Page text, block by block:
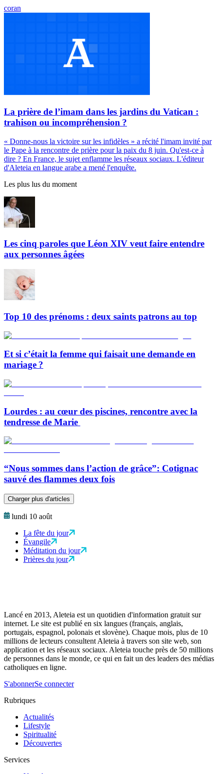
coran
La prière de l’imam dans les jardins du Vatican :
trahison ou incompréhension ?
« Donne-nous la victoire sur les infidèles » a récité l'imam invité par
le Pape à la rencontre de prière pour la paix du 8 juin. Qu'est-ce à
dire ? En France, le sujet enflamme les réseaux sociaux. L'éditeur
d'Aleteia en langue arabe a mené l'enquête.
Les plus lus du moment
Les cinq paroles que Léon XIV veut faire entendre
aux personnes âgées
Top 10 des prénoms : deux saints patrons au top
Et si c’était la femme qui faisait une demande en
mariage ?
Lourdes : au cœur des piscines, rencontre avec la
tendresse de Marie
“Nous sommes dans l’action de grâce”: Cotignac
sauvé des flammes deux fois
Charger plus d'articles
lundi 10 août
La fête du jour
Évangile
Méditation du jour
Prières du jour
Lancé en 2013, Aleteia est un quotidien d'information gratuit sur
internet. Le site est publié en six langues (français, anglais,
portugais, espagnol, polonais et slovène). Chaque mois, plus de 10
millions de lecteurs consultent Aleteia à travers son site web, son
application et les réseaux sociaux. Aleteia touche près de 50 millions
de personnes dans le monde, ce qui en fait un des leaders des médias
catholiques en ligne.
S'abonnerSe connecter
Rubriques
Actualités
Lifestyle
Spiritualité
Découvertes
Services